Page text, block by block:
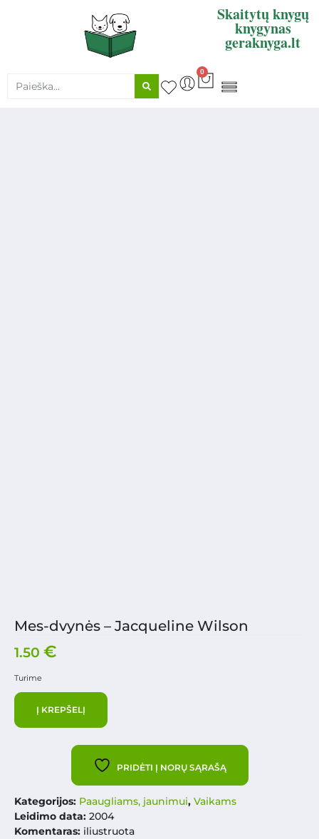
Skaitytų knygų
knygynas
geraknyga.lt
0
Mes-dvynės – Jacqueline Wilson
1.50 €
Turime
Į KREPŠELĮ
PRIDĖTI Į NORŲ SĄRAŠĄ
Kategorijos: Paaugliams, jaunimui, Vaikams
Leidimo data: 2004
Komentaras: iliustruota